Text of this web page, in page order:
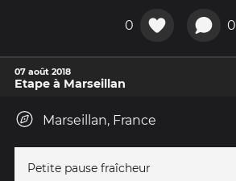
0 0
07 août 2018
Etape à Marseillan
Marseillan, France
Petite pause fraîcheur